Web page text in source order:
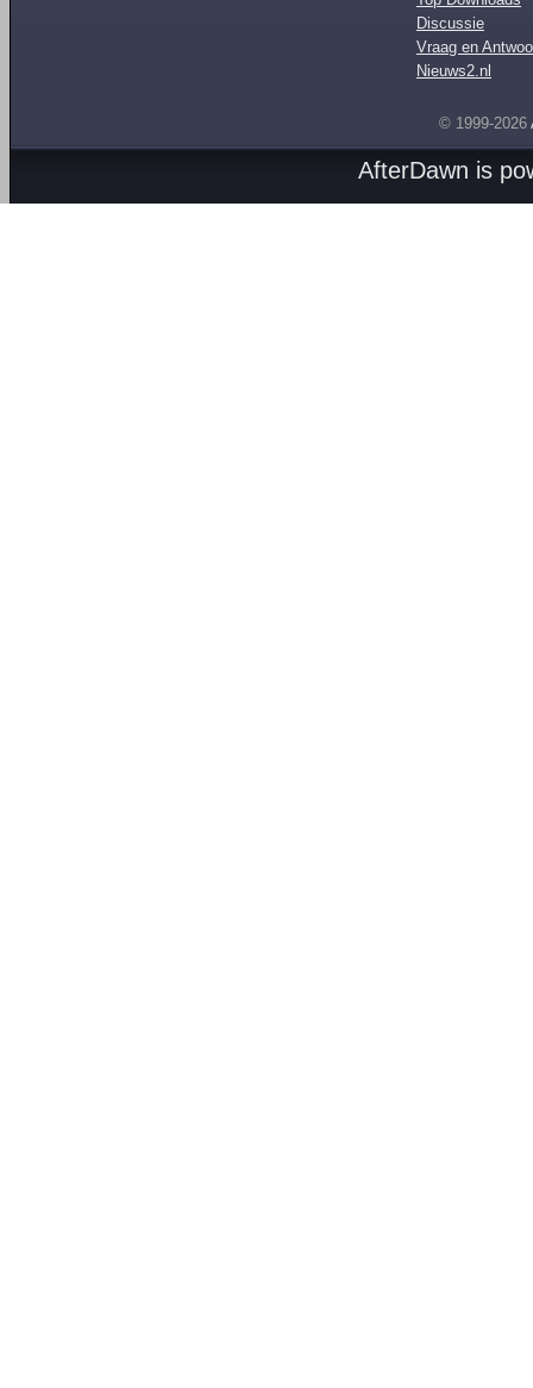
Discussie
Vraag en
Nieuws2.nl
© 1999-2026
AfterDawn is